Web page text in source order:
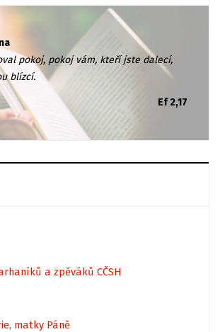
pokoj, pokoj vám, kteří jste dalecí,
blízcí.
Ef 2,17
a zpěváků CČSH
matky Páně